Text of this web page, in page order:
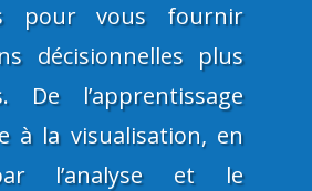
pour vous fournir
décisionnelles plus
De l’apprentissage
à la visualisation, en
l’analyse et le